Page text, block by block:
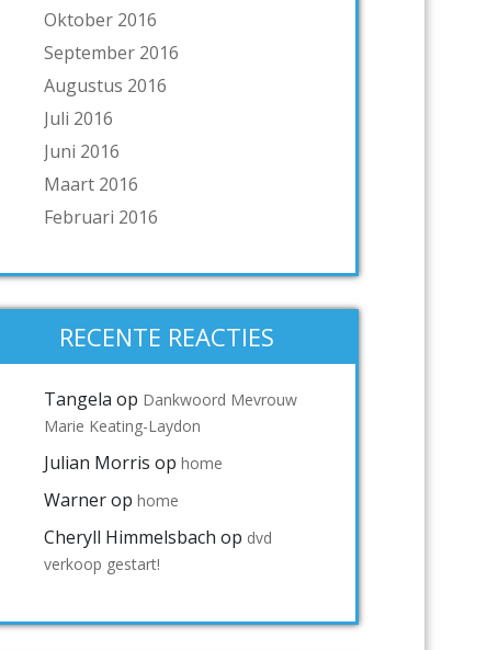
Oktober 2016
September 2016
Augustus 2016
Juli 2016
Juni 2016
Maart 2016
Februari 2016
RECENTE REACTIES
Tangela op Dankwoord Mevrouw
Marie Keating-Laydon
Julian Morris op home
Warnerop home
Cheryll Himmelsbach op dvd
verkoop gestart!